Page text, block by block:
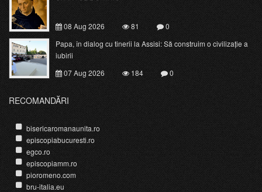
08 Aug 2026 81
0
Papa, în dialog cu tinerii la Assisi: Să construim o civilizație a
iubirii
07 Aug 2026
184 0
RECOMANDĂRI
bisericaromanaunita.ro
episcopiabucuresti.ro
egco.ro
episcopiamm.ro
pioromeno.com
bru-italia.eu